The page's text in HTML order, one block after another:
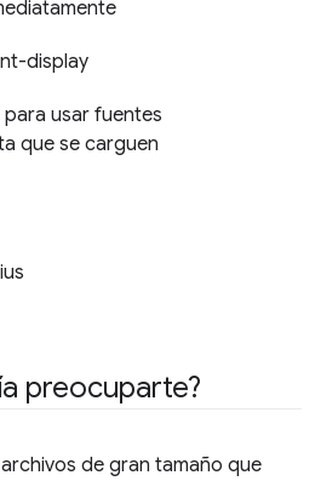
display
usar fuentes
que se carguen
preocuparte?
de gran tamaño que